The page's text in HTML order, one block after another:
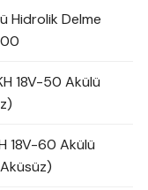
Hidrolik Delme
18V-50 Akülü
18V-60 Akülü